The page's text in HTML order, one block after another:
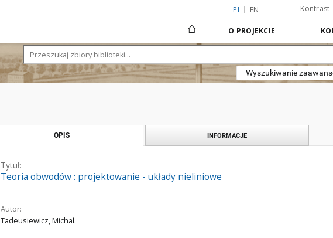
PL EN Kontrast
O PROJEKCIE
Wyszukiwanie
OPIS INFORMACJE
Tytuł:
Teoria obwodów : projektowanie - układy nieliniowe
Autor:
Tadeusiewicz, Michał.